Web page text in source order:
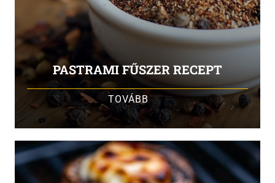
PASTRAMI FŰSZER RECEPT
TOVÁBB